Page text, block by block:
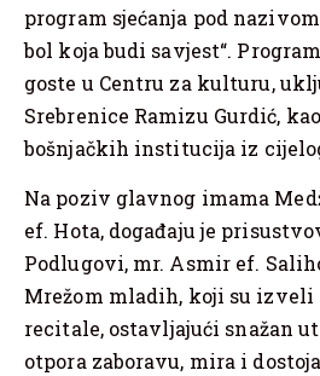
program sjećanja pod
bol koja budi savjest“.
goste u Centru za kulturu,
Srebrenice Ramizu Gurdić,
bošnjačkih institucija iz
Na poziv glavnog imama
ef. Hota, događaju je
Podlugovi, mr. Asmir ef.
Mrežom mladih, koji su
recitale, ostavljajući snažan
otpora zaboravu, mira i